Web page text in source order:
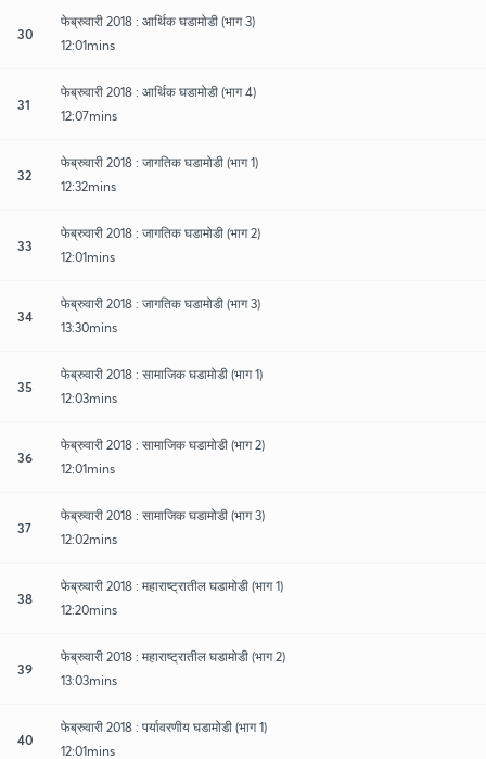
30
फेब्रुवारी 2018 : आर्थिक घडामोडी (भाग 3)
12:01mins
31
फेब्रुवारी 2018 : आर्थिक घडामोडी (भाग 4)
12:07mins
32
फेब्रुवारी 2018 : जागतिक घडामोडी (भाग 1)
12:32mins
33
फेब्रुवारी 2018 : जागतिक घडामोडी (भाग 2)
12:01mins
34
फेब्रुवारी 2018 : जागतिक घडामोडी (भाग 3)
13:30mins
35
फेब्रुवारी 2018 : सामाजिक घडामोडी (भाग 1)
12:03mins
36
फेब्रुवारी 2018 : सामाजिक घडामोडी (भाग 2)
12:01mins
37
फेब्रुवारी 2018 : सामाजिक घडामोडी (भाग 3)
12:02mins
38
फेब्रुवारी 2018 : महाराष्ट्रातील घडामोडी (भाग 1)
12:20mins
39
फेब्रुवारी 2018 : महाराष्ट्रातील घडामोडी (भाग 2)
13:03mins
40
फेब्रुवारी 2018 : पर्यावरणीय घडामोडी (भाग 1)
12:01mins